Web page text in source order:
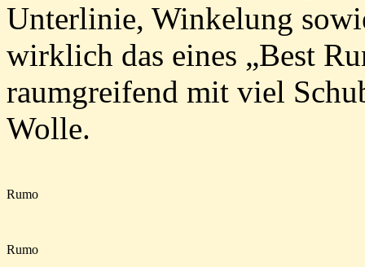
Unterlinie, Winkelung
wirklich das eines „Best
raumgreifend mit viel
Wolle.
Rumo
Rumo